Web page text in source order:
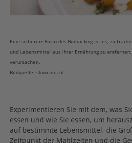
Eine sicherere Form des Biohacking ist es, zu
und Lebensmittel aus Ihrer Ernährung zu
verursachen.
Bildquelle: slowcontrol
Experimentieren Sie mit dem, was
essen und wie Sie essen, um
auf bestimmte Lebensmittel, die
Zeitpunkt der Mahlzeiten und die